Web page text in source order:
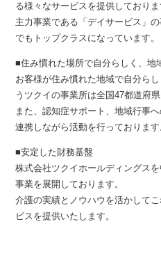
る様々なサービスを提供しておりま
主力事業である「デイサービス」
でもトップクラスになっています。
■住み慣れた場所で自分らしく、地
お客様が住み慣れた地域で自分ら
うツクイの事業所は全国47都道府県
また、認知症サポート、地域行事
連携しながら活動を行っております
■安定した財務基盤
株式会社ツクイホールディングス
事業を展開しております。
介護の実績とノウハウを活かして
ビスを提供いたします。